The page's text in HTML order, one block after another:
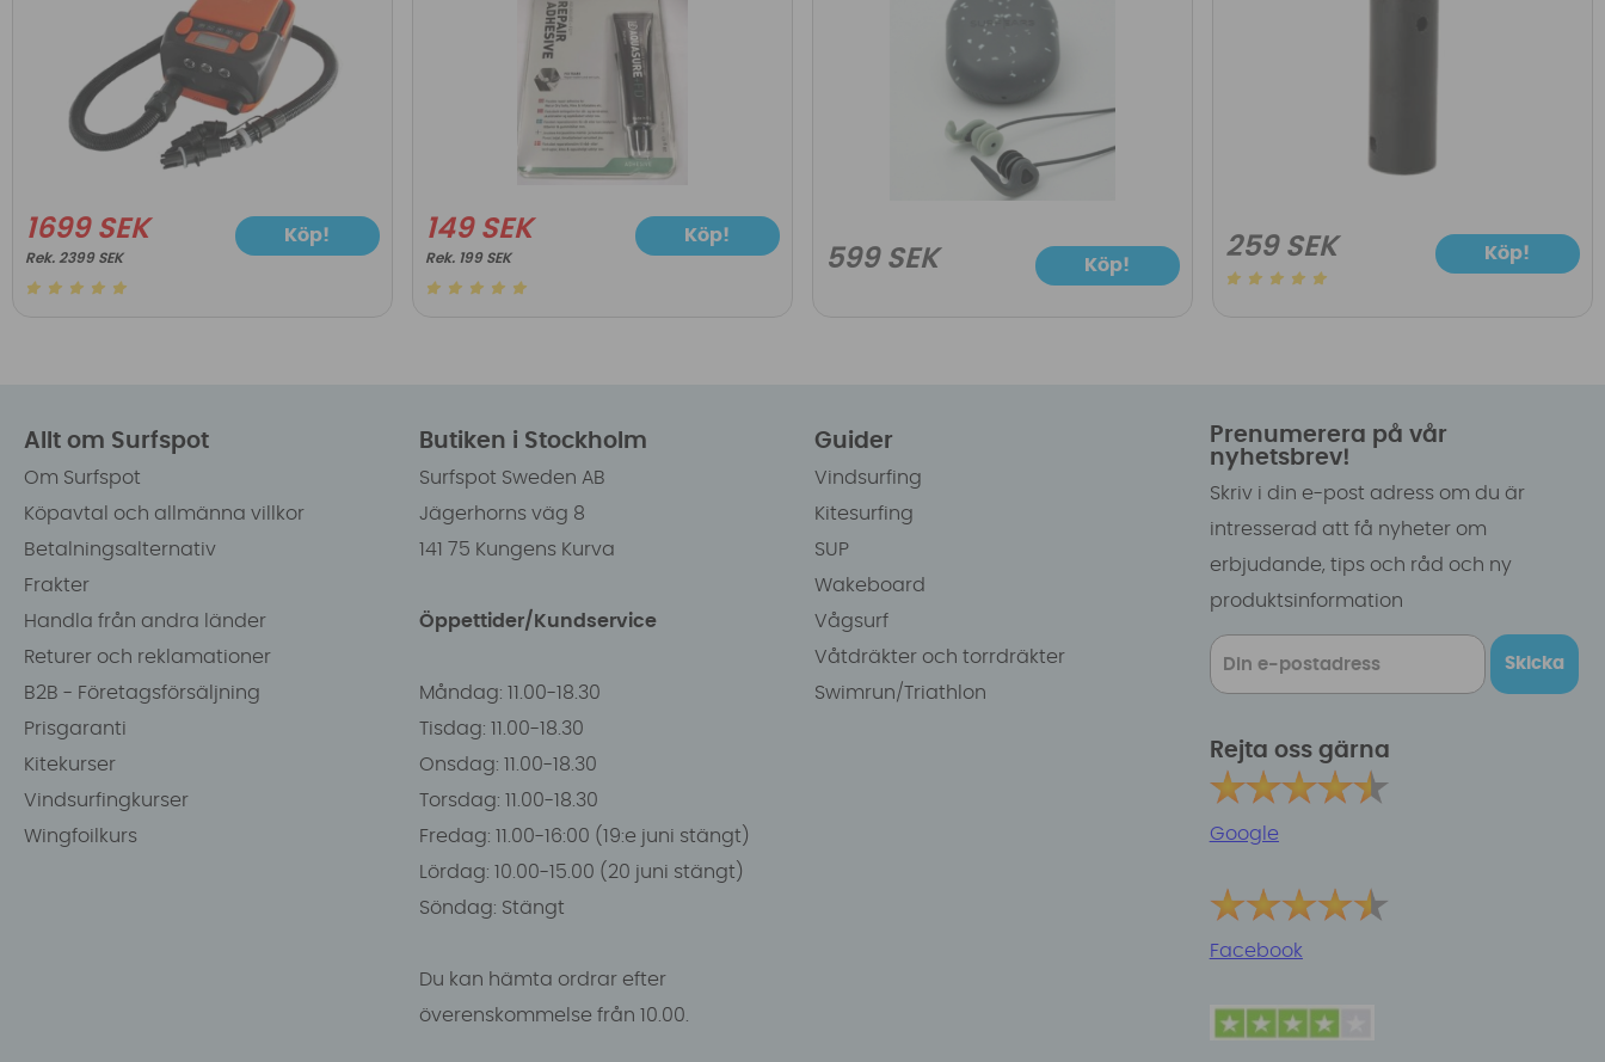
1699 SEK
2399 SEK
Köp! 149 SEK
199 SEK
Köp!
599 SEK Köp!
259 SEK Köp!
Allt om Surfspot
Om Surfspot
Köpavtal och allmänna villkor
Betalningsalternativ
Frakter
Handla från andra länder
Returer och reklamationer
B2B - Företagsförsäljning
Prisgaranti
Kitekurser
Vindsurfingkurser
Wingfoilkurs
Butiken i Stockholm
Surfspot Sweden AB
Jägerhorns väg 8
141 75 Kungens Kurva
Öppettider/Kundservice
Måndag: 11.00-18.30
Tisdag: 11.00-18.30
Onsdag: 11.00-18.30
Torsdag: 11.00-18.30
Fredag: 11.00-16:00 (19:e juni stängt)
Lördag: 10.00-15.00 (20 juni stängt)
Söndag: Stängt
Du kan hämta ordrar efter
överenskommelse från 10.00.
Guider
Vindsurfing
Kitesurfing
SUP
Wakeboard
Vågsurf
Våtdräkter och torrdräkter
Swimrun/Triathlon
Prenumerera på vår
nyhetsbrev!
Skriv i din e-post adress om du är
intresserad att få nyheter om
erbjudande, tips och råd och ny
produktsinformation
Skicka
Rejta oss gärna
Google
Facebook